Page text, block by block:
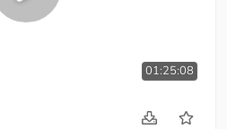
01:25:08